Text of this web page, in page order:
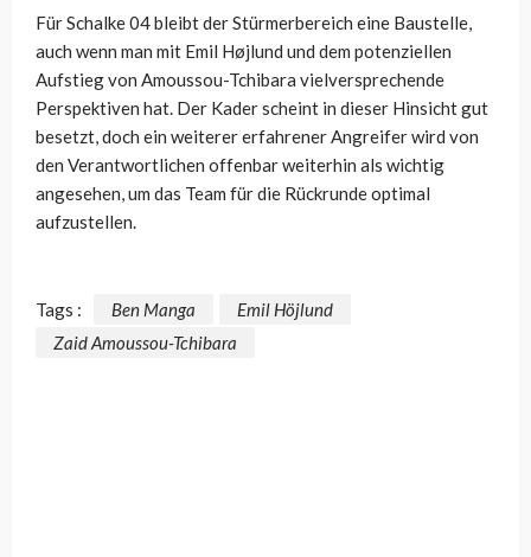
Für Schalke 04 bleibt der Stürmerbereich eine Baustelle,
auch wenn man mit Emil Højlund und dem potenziellen
Aufstieg von Amoussou-Tchibara vielversprechende
Perspektiven hat. Der Kader scheint in dieser Hinsicht gut
besetzt, doch ein weiterer erfahrener Angreifer wird von
den Verantwortlichen offenbar weiterhin als wichtig
angesehen, um das Team für die Rückrunde optimal
aufzustellen.
Tags : Ben Manga
Emil Höjlund
Zaid Amoussou-Tchibara